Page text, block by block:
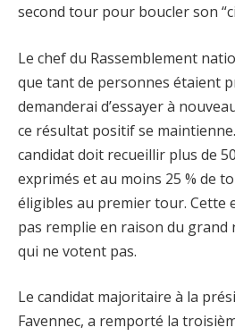
second tour pour boucler son
Le chef du Rassemblement
que tant de personnes étaient
demanderai d’essayer à
ce résultat positif se
candidat doit recueillir plus de
exprimés et au moins 25 % de
éligibles au premier tour. Cette
pas remplie en raison du grand
qui ne votent pas.
Le candidat majoritaire à la
Favennec, a remporté la